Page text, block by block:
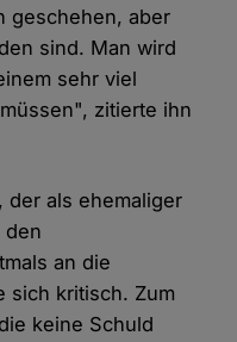
geschehen, aber
sind. Man wird
sehr viel
zitierte ihn
der als ehemaliger
den
an die
sich kritisch. Zum
keine Schuld